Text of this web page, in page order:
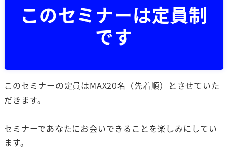
このセミナーは定員制
です
このセミナーの定員はMAX20名（先着順）とさせていた
だきます。
セミナーであなたにお会いできることを楽しみにしてい
ます。